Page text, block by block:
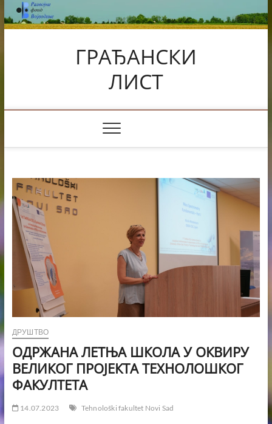
Skip
to
content
ГРАЂАНСКИ
ЛИСТ
ДРУШТВО
ОДРЖАНА ЛЕТЊА ШКОЛА У ОКВИРУ
ВЕЛИКОГ ПРОЈЕКТА ТЕХНОЛОШКОГ
ФАКУЛТЕТА
14.07.2023 Tehnološki fakultet Novi Sad